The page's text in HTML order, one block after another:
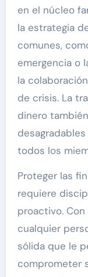
en el núcleo
la estrategia
comunes,
emergencia o
la
de crisis. La
dinero
todos los
Proteger las
requiere
proactivo.
cualquier
sólida que le
comprometer